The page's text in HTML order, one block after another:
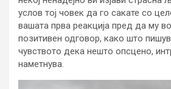
услов тој човек да го сакате со
вашата прва реакција пред да му
позитивен одговор, како што
чувството дека нешто опсцено,
наметнува.